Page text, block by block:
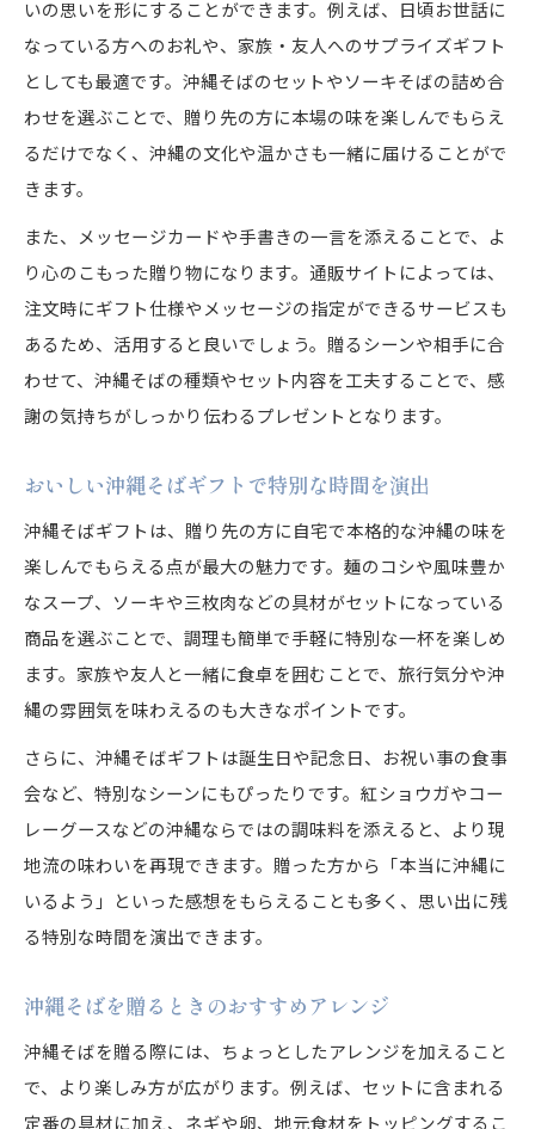
いの思いを形にすることができます。例えば、日頃お世話に
なっている方へのお礼や、家族・友人へのサプライズギフト
としても最適です。沖縄そばのセットやソーキそばの詰め合
わせを選ぶことで、贈り先の方に本場の味を楽しんでもらえ
るだけでなく、沖縄の文化や温かさも一緒に届けることがで
きます。
また、メッセージカードや手書きの一言を添えることで、よ
り心のこもった贈り物になります。通販サイトによっては、
注文時にギフト仕様やメッセージの指定ができるサービスも
あるため、活用すると良いでしょう。贈るシーンや相手に合
わせて、沖縄そばの種類やセット内容を工夫することで、感
謝の気持ちがしっかり伝わるプレゼントとなります。
おいしい沖縄そばギフトで特別な時間を演出
沖縄そばギフトは、贈り先の方に自宅で本格的な沖縄の味を
楽しんでもらえる点が最大の魅力です。麺のコシや風味豊か
なスープ、ソーキや三枚肉などの具材がセットになっている
商品を選ぶことで、調理も簡単で手軽に特別な一杯を楽しめ
ます。家族や友人と一緒に食卓を囲むことで、旅行気分や沖
縄の雰囲気を味わえるのも大きなポイントです。
さらに、沖縄そばギフトは誕生日や記念日、お祝い事の食事
会など、特別なシーンにもぴったりです。紅ショウガやコー
レーグースなどの沖縄ならではの調味料を添えると、より現
地流の味わいを再現できます。贈った方から「本当に沖縄に
いるよう」といった感想をもらえることも多く、思い出に残
る特別な時間を演出できます。
沖縄そばを贈るときのおすすめアレンジ
沖縄そばを贈る際には、ちょっとしたアレンジを加えること
で、より楽しみ方が広がります。例えば、セットに含まれる
定番の具材に加え、ネギや卵、地元食材をトッピングするこ